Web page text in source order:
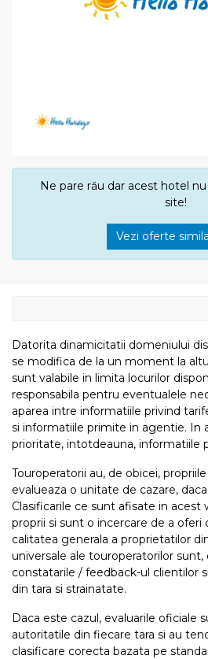
Ne pare rău dar acest hotel
site!
Vezi oferte
Datorita dinamicitatii domeniului
se modifica de la un moment la
sunt valabile in limita locurilor
responsabila pentru eventualele
aparea intre informatiile privind
si informatiile primite in agentie. In
prioritate, intotdeauna, informatiile
Touroperatorii au, de obicei,
evalueaza o unitate de cazare,
Clasificarile ce sunt afisate in acest
proprii si sunt o incercare de a oferi
calitatea generala a proprietatilor
universale ale touroperatorilor sunt,
constatarile / feedback-ul clientilor
din tara si strainatate.
Daca este cazul, evaluarile oficiale
autoritatile din fiecare tara si au
clasificare corecta bazata pe